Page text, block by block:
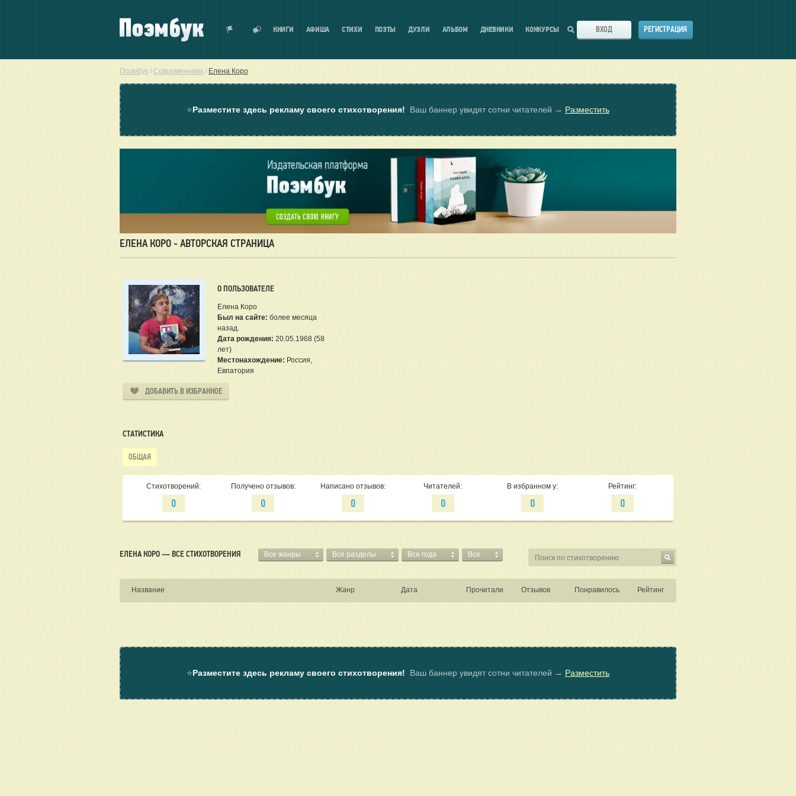
КНИГИ АФИША СТИХИ ПОЭТЫ ДУЭЛИ АЛЬБОМ ДНЕВНИКИ КОНКУРСЫ ВХОД РЕГИСТРАЦИЯ
Поэмбук / Современники / Елена Коро
⭐Разместите здесь рекламу своего стихотворения! Ваш баннер увидят сотни читателей → Разместить
ЕЛЕНА КОРО - АВТОРСКАЯ СТРАНИЦА
О ПОЛЬЗОВАТЕЛЕ
Елена Коро
Был на сайте: более месяца
назад.
Дата рождения: 20.05.1968 (58
лет)
Местонахождение: Россия,
Евпатория
ДОБАВИТЬ В ИЗБРАННОЕ
СТАТИСТИКА
ОБЩАЯ
Стихотворений:
0
Получено отзывов:
0
Написано отзывов:
0
Читателей:
0
В избранном у:
0
Рейтинг:
0
ЕЛЕНА КОРО — ВСЕ СТИХОТВОРЕНИЯ Все жанры Все разделы Все года Все
Название Жанр Дата Прочитали Отзывов Понравилось Рейтинг
⭐Разместите здесь рекламу своего стихотворения! Ваш баннер увидят сотни читателей → Разместить